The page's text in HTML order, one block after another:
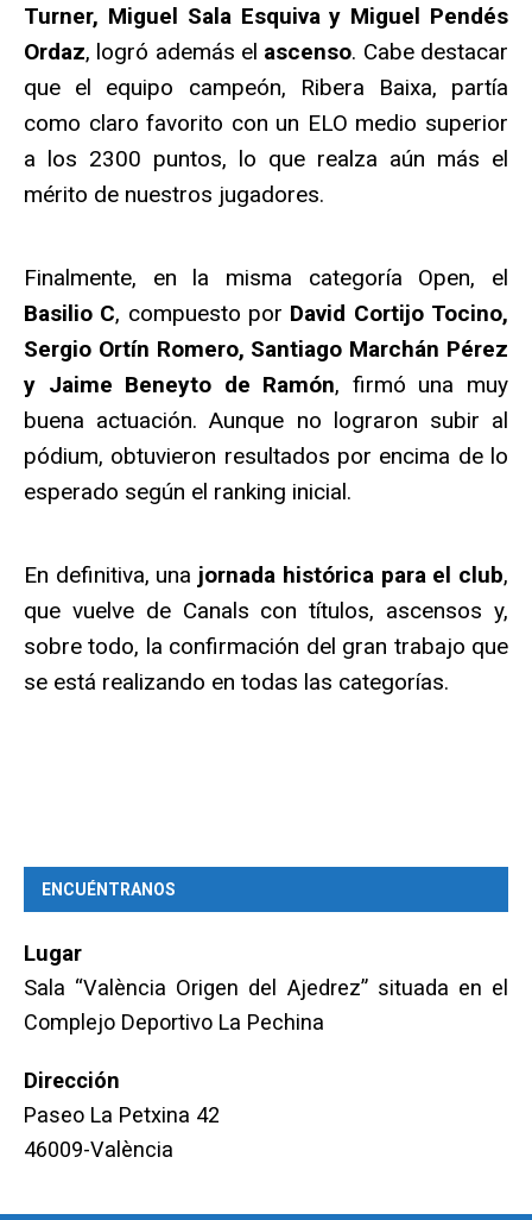
Turner, Miguel Sala Esquiva y Miguel Pendés
Ordaz, logró además el ascenso. Cabe destacar
que el equipo campeón, Ribera Baixa, partía
como claro favorito con un ELO medio superior
a los 2300 puntos, lo que realza aún más el
mérito de nuestros jugadores.
Finalmente, en la misma categoría Open, el
Basilio C, compuesto por David Cortijo Tocino,
Sergio Ortín Romero, Santiago Marchán Pérez
y Jaime Beneyto de Ramón, firmó una muy
buena actuación. Aunque no lograron subir al
pódium, obtuvieron resultados por encima de lo
esperado según el ranking inicial.
En definitiva, una jornada histórica para el club,
que vuelve de Canals con títulos, ascensos y,
sobre todo, la confirmación del gran trabajo que
se está realizando en todas las categorías.
ENCUÉNTRANOS
Lugar
Sala “València Origen del Ajedrez” situada en el
Complejo Deportivo La Pechina
Dirección
Paseo La Petxina 42
46009-València